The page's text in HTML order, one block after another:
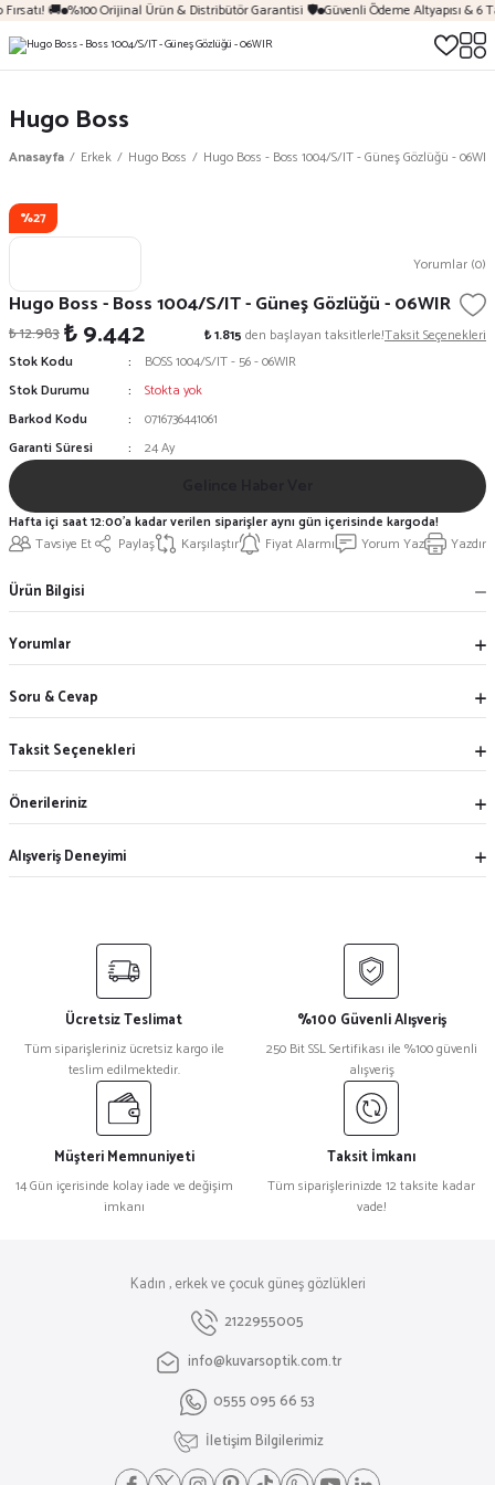
🚚 %100 Orijinal Ürün & Distribütör Garantisi 🛡️ Güvenli Ödeme Altyapısı & 6
Hugo Boss
Anasayfa Erkek Hugo Boss Hugo Boss - Boss 1004/S/IT - Güneş Gözlüğü - 06WIR
%27
Yorumlar (0)
Hugo Boss - Boss 1004/S/IT - Güneş Gözlüğü - 06WIR
₺ 12.983₺ 9.442 ₺ 1.815 den başlayan taksitlerle!Taksit Seçenekleri
Stok Kodu
BOSS 1004/S/IT - 56 - 06WIR
Stok Durumu
Stokta yok
Barkod Kodu
0716736441061
Garanti Süresi
24 Ay
Tavsiye Et Paylaş Karşılaştır Fiyat Alarmı Yorum Yaz Yazdır
Hafta içi saat 12:00'a kadar verilen siparişler aynı gün içerisinde kargoda!
Ürün Bilgisi
Yorumlar
Soru & Cevap
Taksit Seçenekleri
Önerileriniz
Alışveriş Deneyimi
Ücretsiz Teslimat
Tüm siparişleriniz ücretsiz kargo ile
teslim edilmektedir.
%100 Güvenli Alışveriş
250 Bit SSL Sertifikası ile %100 güvenli
alışveriş
Müşteri Memnuniyeti
14 Gün içerisinde kolay iade ve değişim
imkanı
Taksit İmkanı
Tüm siparişlerinizde 12 taksite kadar
vade!
Kadın , erkek ve çocuk güneş gözlükleri
2122955005
info@kuvarsoptik.com.tr
0555 095 66 53
İletişim Bilgilerimiz